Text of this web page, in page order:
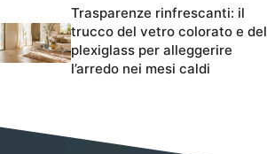
Trasparenze rinfrescanti: il
trucco del vetro colorato e del
plexiglass per alleggerire
l’arredo nei mesi caldi